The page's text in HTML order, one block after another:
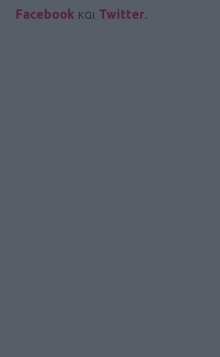
Facebook και Twitter.